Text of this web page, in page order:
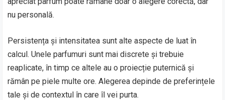
nu personală.
Persistența și intensitatea sunt alte aspecte de luat în
calcul. Unele parfumuri sunt mai discrete și trebuie
reaplicate, în timp ce altele au o proiecție puternică și
rămân pe piele multe ore. Alegerea depinde de preferințele
tale și de contextul în care îl vei purta.